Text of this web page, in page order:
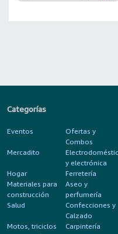
Categorías
Eventos
Ofertas y
Combos
Mercadito
y electrónica
Hogar
Ferretería
Materiales para
construcción
Aseo y
perfumería
Salud
Confecciones y
Calzado
Motos, triciclos
Carpintería